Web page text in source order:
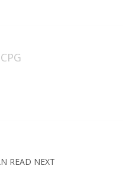
READ NEXT